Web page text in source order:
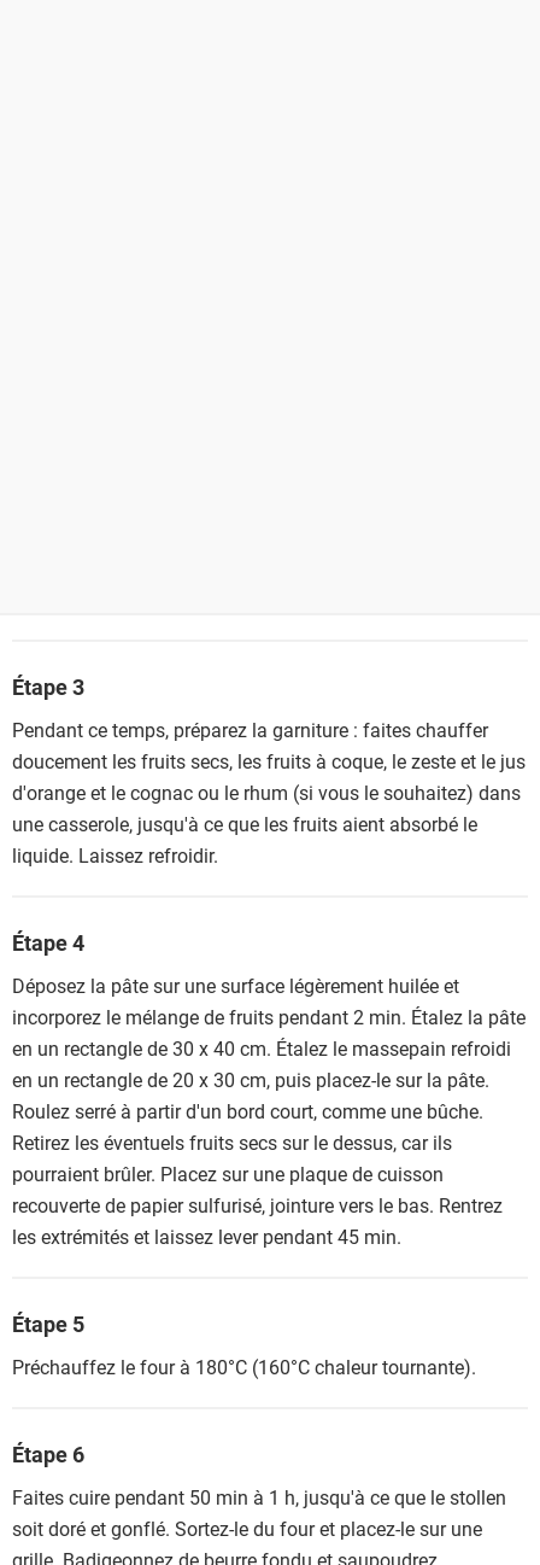
Étape 3
Pendant ce temps, préparez la garniture : faites chauffer
doucement les fruits secs, les fruits à coque, le zeste et le jus
d'orange et le cognac ou le rhum (si vous le souhaitez) dans
une casserole, jusqu'à ce que les fruits aient absorbé le
liquide. Laissez refroidir.
Étape 4
Déposez la pâte sur une surface légèrement huilée et
incorporez le mélange de fruits pendant 2 min. Étalez la pâte
en un rectangle de 30 x 40 cm. Étalez le massepain refroidi
en un rectangle de 20 x 30 cm, puis placez-le sur la pâte.
Roulez serré à partir d'un bord court, comme une bûche.
Retirez les éventuels fruits secs sur le dessus, car ils
pourraient brûler. Placez sur une plaque de cuisson
recouverte de papier sulfurisé, jointure vers le bas. Rentrez
les extrémités et laissez lever pendant 45 min.
Étape 5
Préchauffez le four à 180°C (160°C chaleur tournante).
Étape 6
Faites cuire pendant 50 min à 1 h, jusqu'à ce que le stollen
soit doré et gonflé. Sortez-le du four et placez-le sur une
grille. Badigeonnez de beurre fondu et saupoudrez